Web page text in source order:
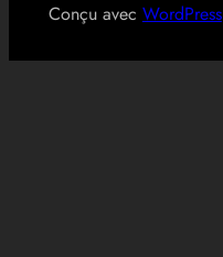
Conçu avec WordPress